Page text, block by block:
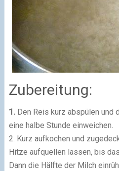
Zubereitung:
1.Den Reis kurz abspülen und
eine halbe Stunde einweichen.
2. Kurz aufkochen und
Hitze aufquellen lassen, bis
Dann die Hälfte der Milch